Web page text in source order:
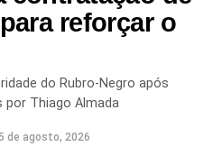
reforçar o
do Rubro-Negro após
por Thiago Almada
5 de agosto, 2026